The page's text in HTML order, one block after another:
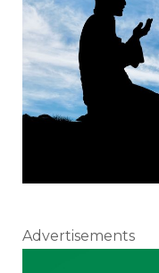
Advertisements